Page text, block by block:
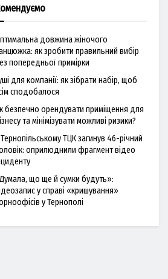
довжина жіночого
як зробити правильний вибір
попередньої примірки
для компанії: як зібрати набір, щоб
сподобалося
безпечно орендувати приміщення для
та мінімізувати можливі ризики?
ТЦК загинув 46-річний
оприлюднили фрагмент відео
що ще й сумки будуть»:
у справі «кришування»
у Тернополі